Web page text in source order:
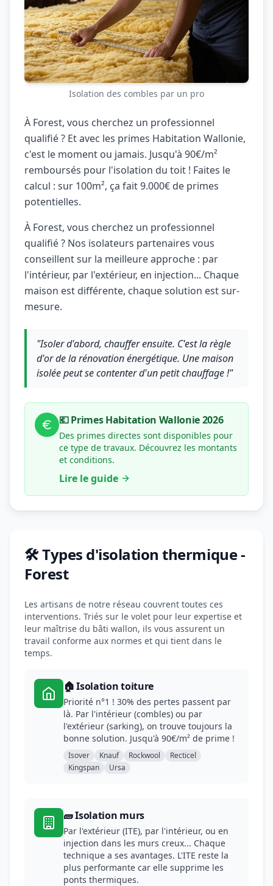
Isolation des combles par un pro
À Forest, vous cherchez un professionnel
qualifié ? Et avec les primes Habitation Wallonie,
c'est le moment ou jamais. Jusqu'à 90€/m²
remboursés pour l'isolation du toit ! Faites le
calcul : sur 100m², ça fait 9.000€ de primes
potentielles.
À Forest, vous cherchez un professionnel
qualifié ? Nos isolateurs partenaires vous
conseillent sur la meilleure approche : par
l'intérieur, par l'extérieur, en injection... Chaque
maison est différente, chaque solution est sur-
mesure.
"Isoler d'abord, chauffer ensuite. C'est la règle
d'or de la rénovation énergétique. Une maison
isolée peut se contenter d'un petit chauffage !"
💶 Primes Habitation Wallonie 2026
Des primes directes sont disponibles pour
ce type de travaux. Découvrez les montants
et conditions.
Lire le guide
🛠️ Types d'isolation thermique -
Forest
Les artisans de notre réseau couvrent toutes ces
interventions. Triés sur le volet pour leur expertise et
leur maîtrise du bâti wallon, ils vous assurent un
travail conforme aux normes et qui tient dans le
temps.
🏠 Isolation toiture
Priorité n°1 ! 30% des pertes passent par
là. Par l'intérieur (combles) ou par
l'extérieur (sarking), on trouve toujours la
bonne solution. Jusqu'à 90€/m² de prime !
Isover Knauf Rockwool
Recticel
Kingspan
Ursa
🧱 Isolation murs
Par l'extérieur (ITE), par l'intérieur, ou en
injection dans les murs creux... Chaque
technique a ses avantages. L'ITE reste la
plus performante car elle supprime les
ponts thermiques.